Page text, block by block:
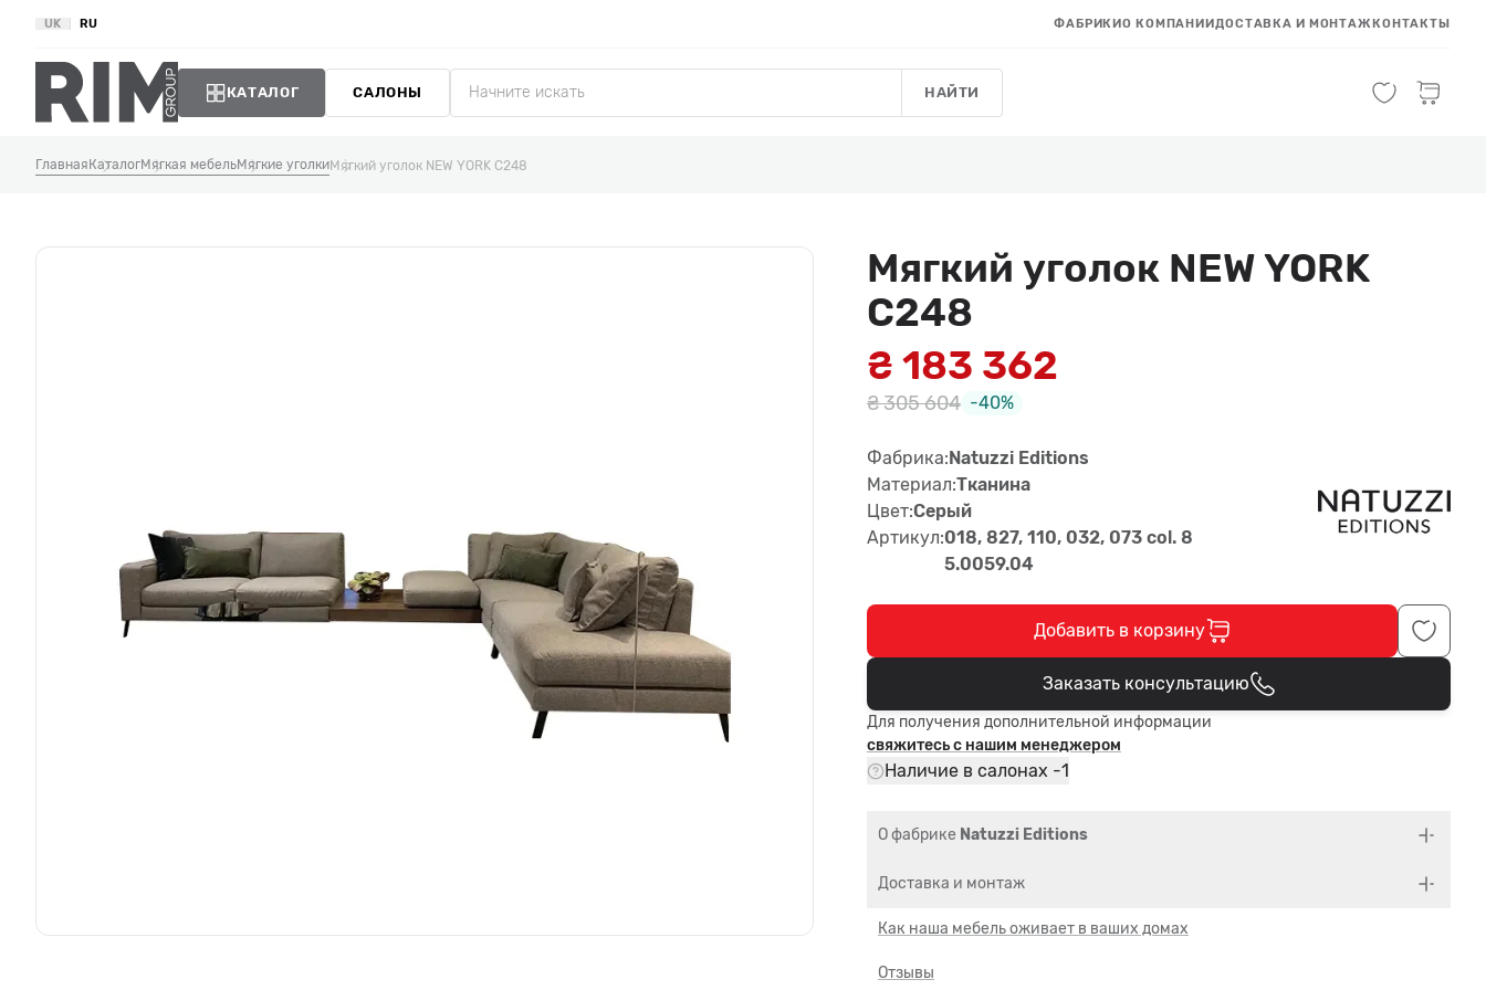
UK RU ФАБРИКИО КОМПАНИИДОСТАВКА И МОНТАЖКОНТАКТЫ
КАТАЛОГ САЛОНЫ НАЙТИ
Главная КаталогМягкая мебельМягкие уголкиМягкий уголок NEW YORK C248
Мягкий уголок NEW YORK
C248
₴ 183 362
₴ 305 604 -40%
Фабрика:Natuzzi Editions
Материал:Тканина
Цвет:Серый
Артикул:018, 827, 110, 032, 073 col. 8
5.0059.04
Добавить в корзину
В корзине
Заказать консультацию
Для получения дополнительной информации
свяжитесь с нашим менеджером
Наличие в салонах -1
О фабрике Natuzzi Editions
Доставка и монтаж
Как наша мебель оживает в ваших домах
Отзывы